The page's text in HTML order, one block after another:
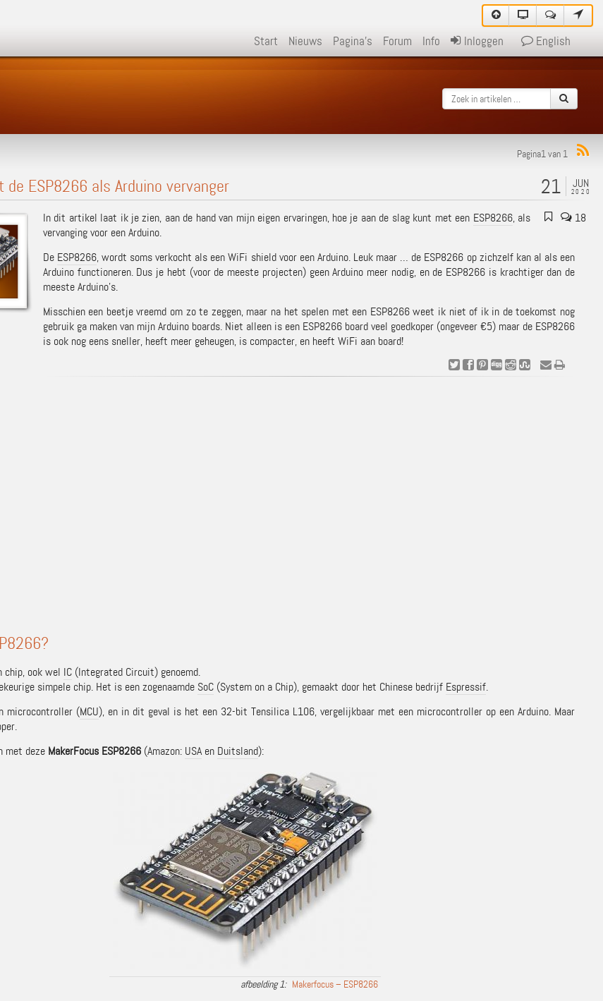
Start Nieuws Pagina's Forum Info Inloggen English
Pagina1 van 1
JUN
2020
21
de ESP8266 als Arduino vervanger
18
In dit artikel laat ik je zien, aan de hand van mijn eigen ervaringen, hoe je aan de slag kunt met een ESP8266, als
vervanging voor een Arduino.
De ESP8266, wordt soms verkocht als een WiFi shield voor een Arduino. Leuk maar … de ESP8266 op zichzelf kan al als een
Arduino functioneren. Dus je hebt (voor de meeste projecten) geen Arduino meer nodig, en de ESP8266 is krachtiger dan de
meeste Arduino’s.
Misschien een beetje vreemd om zo te zeggen, maar na het spelen met een ESP8266 weet ik niet of ik in de toekomst nog
gebruik ga maken van mijn Arduino boards. Niet alleen is een ESP8266 board veel goedkoper (ongeveer €5) maar de ESP8266
is ook nog eens sneller, heeft meer geheugen, is compacter, en heeft WiFi aan board!
chip, ook wel IC(Integrated Circuit) genoemd.
simpele chip. Het is een zogenaamde SoC(System on a Chip), gemaakt door het Chinese bedrijf Espressif.
microcontroller (MCU), en in dit geval is het een 32-bit Tensilica L106, vergelijkbaar met een microcontroller op een Arduino. Maar
met deze MakerFocus ESP8266(Amazon: USAen Duitsland):
Makerfocus – ESP8266